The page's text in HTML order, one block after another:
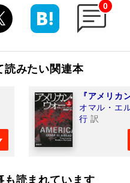
0
読みたい関連本
『アメリカ
オマル・エ
行 訳
も読まれています